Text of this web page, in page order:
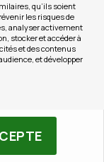
qu’ils soient
les risques de
analyser activement
stocker et accéder à
et des contenus
et développer